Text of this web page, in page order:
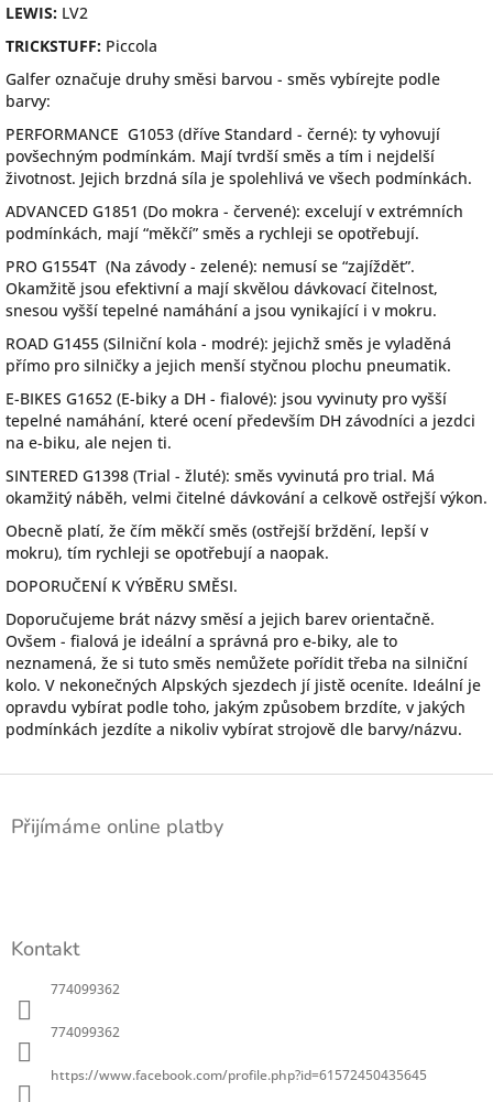
LEWIS: LV2
TRICKSTUFF: Piccola
Galfer označuje druhy směsi barvou - směs vybírejte podle
barvy:
PERFORMANCE G1053 (dříve Standard - černé): ty vyhovují
povšechným podmínkám. Mají tvrdší směs a tím i nejdelší
životnost. Jejich brzdná síla je spolehlivá ve všech podmínkách.
ADVANCED G1851 (Do mokra - červené): excelují v extrémních
podmínkách, mají “měkčí” směs a rychleji se opotřebují.
PRO G1554T (Na závody - zelené): nemusí se “zajíždět”.
Okamžitě jsou efektivní a mají skvělou dávkovací čitelnost,
snesou vyšší tepelné namáhání a jsou vynikající i v mokru.
ROAD G1455 (Silniční kola - modré): jejichž směs je vyladěná
přímo pro silničky a jejich menší styčnou plochu pneumatik.
E-BIKES G1652 (E-biky a DH - fialové): jsou vyvinuty pro vyšší
tepelné namáhání, které ocení především DH závodníci a jezdci
na e-biku, ale nejen ti.
SINTERED G1398 (Trial - žluté): směs vyvinutá pro trial. Má
okamžitý náběh, velmi čitelné dávkování a celkově ostřejší výkon.
Obecně platí, že čím měkčí směs (ostřejší brždění, lepší v
mokru), tím rychleji se opotřebují a naopak.
DOPORUČENÍ K VÝBĚRU SMĚSI.
Doporučujeme brát názvy směsí a jejich barev orientačně.
Ovšem - fialová je ideální a správná pro e-biky, ale to
neznamená, že si tuto směs nemůžete pořídit třeba na silniční
kolo. V nekonečných Alpských sjezdech jí jistě oceníte. Ideální je
opravdu vybírat podle toho, jakým způsobem brzdíte, v jakých
podmínkách jezdíte a nikoliv vybírat strojově dle barvy/názvu.
Z
Přijímáme online platby
Kontakt
774099362
774099362
https://www.facebook.com/profile.php?id=61572450435645